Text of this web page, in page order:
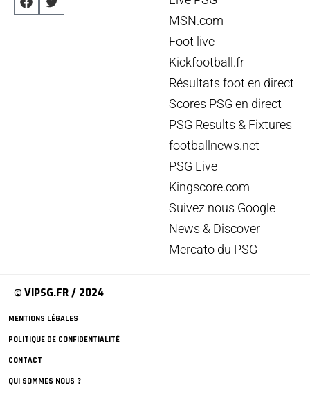
MSN.com
Foot live
Kickfootball.fr
Résultats foot en direct
Scores PSG en direct
PSG Results & Fixtures
footballnews.net
PSG Live
Kingscore.com
Suivez nous Google
News & Discover
Mercato du PSG
© VIPSG.FR / 2024
MENTIONS LÉGALES
POLITIQUE DE CONFIDENTIALITÉ
CONTACT
QUI SOMMES NOUS ?